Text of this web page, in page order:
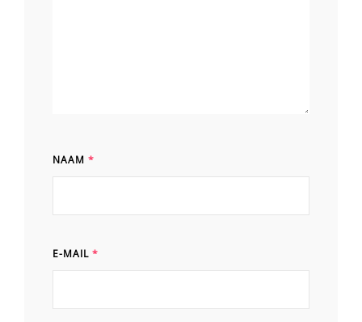
NAAM *
E-MAIL *